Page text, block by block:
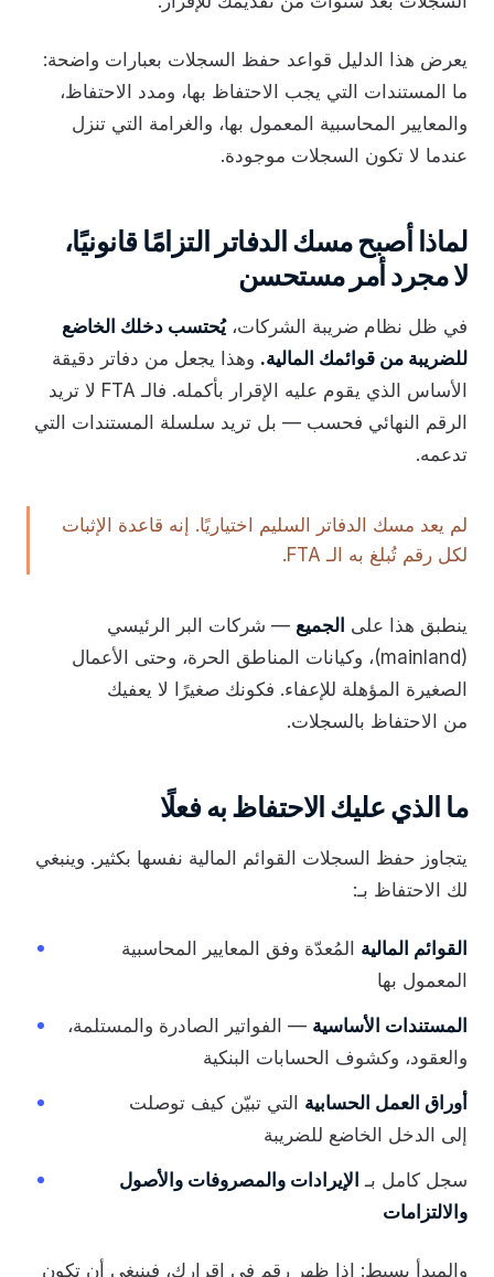
يعرض هذا الدليل قواعد حفظ السجلات بعبارات واضحة:
ما المستندات التي يجب الاحتفاظ بها، ومدد الاحتفاظ،
والمعايير المحاسبية المعمول بها، والغرامة التي تنزل
عندما لا تكون السجلات موجودة.
لماذا أصبح مسك الدفاتر التزامًا قانونيًا،
لا مجرد أمر مستحسن
في ظل نظام ضريبة الشركات،يُحتسب دخلك الخاضع
للضريبة من قوائمك المالية. وهذا يجعل من دفاتر دقيقة
الأساس الذي يقوم عليه الإقرار بأكمله. فالـ FTA لا تريد
الرقم النهائي فحسب — بل تريد سلسلة المستندات التي
تدعمه.
لم يعد مسك الدفاتر السليم اختياريًا. إنه قاعدة الإثبات
لكل رقم تُبلغ به الـ FTA.
ينطبق هذا على الجميع — شركات البر الرئيسي
(mainland)، وكيانات المناطق الحرة، وحتى الأعمال
الصغيرة المؤهلة للإعفاء. فكونك صغيرًا لا يعفيك
من الاحتفاظ بالسجلات.
ما الذي عليك الاحتفاظ به فعلًا
يتجاوز حفظ السجلات القوائم المالية نفسها بكثير. وينبغي
لك الاحتفاظ بـ:
القوائم المالية المُعدّة وفق المعايير المحاسبية
المعمول بها
المستندات الأساسية — الفواتير الصادرة والمستلمة،
والعقود، وكشوف الحسابات البنكية
أوراق العمل الحسابية التي تبيّن كيف توصلت
إلى الدخل الخاضع للضريبة
سجل كامل بـ الإيرادات والمصروفات والأصول
والالتزامات
والمبدأ بسيط: إذا ظهر رقم في إقرارك، فينبغي أن تكون